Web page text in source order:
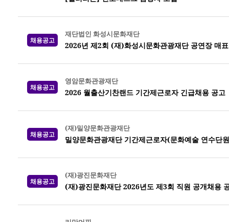
채용공고
재단법인 화성시문화재단
2026년 제2회 (재)화성시문화관광재단 공연장 매
채용공고
영암문화관광재단
2026 월출산기찬랜드 기간제근로자 긴급채용 공고
채용공고
(재)밀양문화관광재단
밀양문화관광재단 기간제근로자(문화예술 연수단
채용공고
(재)광진문화재단
(재)광진문화재단 2026년도 제3회 직원 공개채용